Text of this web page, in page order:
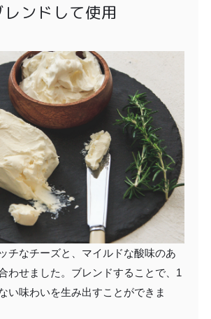
ンドして使用
チなチーズと、マイルドな酸味のあ
わせました。ブレンドすることで、1
い味わいを生み出すことができま